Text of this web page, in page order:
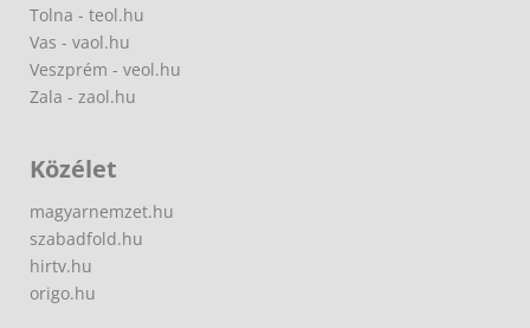
Tolna - teol.hu
Vas - vaol.hu
Veszprém - veol.hu
Zala - zaol.hu
Közélet
magyarnemzet.hu
szabadfold.hu
hirtv.hu
origo.hu